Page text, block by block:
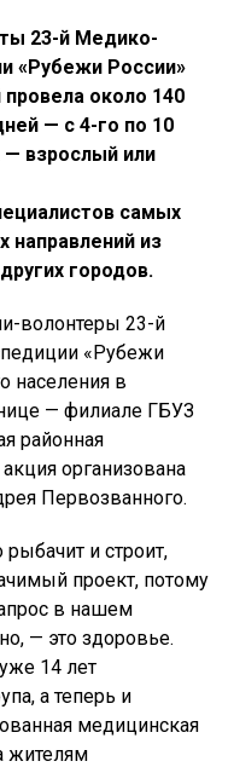
23-й Медико-
«Рубежи России»
около 140
— с 4-го по 10
взрослый или
самых
направлений из
городов.
волонтеры 23-й
«Рубежи
населения в
— филиале ГБУЗ
районная
организована
Первозванного.
и строит,
проект, потому
в нашем
— это здоровье.
14 лет
а теперь и
медицинская
жителям